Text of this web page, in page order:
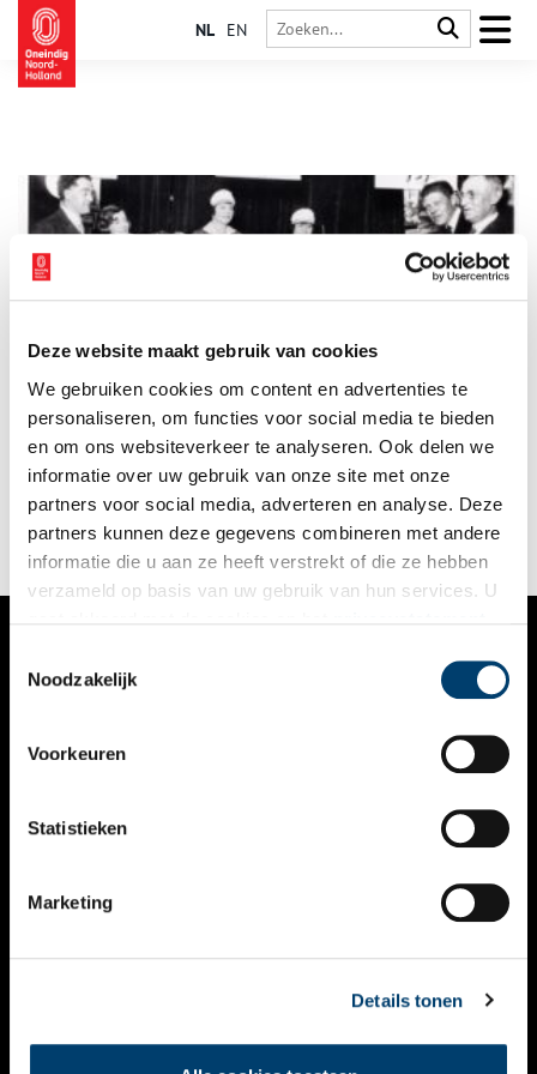
Deze website maakt gebruik van cookies
We gebruiken cookies om content en advertenties te
personaliseren, om functies voor social media te bieden
en om ons websiteverkeer te analyseren. Ook delen we
informatie over uw gebruik van onze site met onze
partners voor social media, adverteren en analyse. Deze
partners kunnen deze gegevens combineren met andere
informatie die u aan ze heeft verstrekt of die ze hebben
verzameld op basis van uw gebruik van hun services. U
Noodzakelijk
Voorkeuren
Statistieken
Marketing
Details tonen
NL EN
Stel, je bent een jonge vrouw en gaat aan de slag als
verkoopster bij het chique modehuis Gerzon. Voor je in de
winkel mocht staan, kreeg je in de jaren 1920 eerst een
spoedcursus verkopen. Het boekje ‘Lessen voor de verkoopster’
geeft een kleurrijke indruk van het leven achter de toonbank,
honderd jaar geleden.
VERHALEN
KALENDER
THEMA’S
VIDEO’S
CONTACT